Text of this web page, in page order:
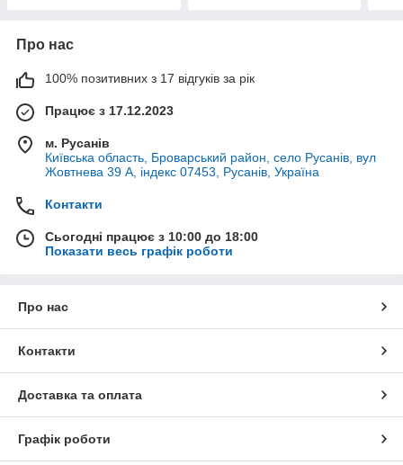
Про нас
100% позитивних з 17 відгуків за рік
Працює з 17.12.2023
м. Русанів
Київська область, Броварський район, село Русанів, вул
Жовтнева 39 А, індекс 07453, Русанів, Україна
Контакти
Сьогодні працює з 10:00 до 18:00
Показати весь графік роботи
Про нас
Контакти
Доставка та оплата
Графік роботи